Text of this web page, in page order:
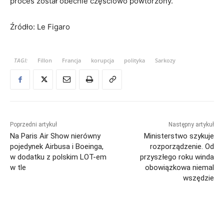
Źródło: Le Figaro
TAGI: Fillon Francja korupcja polityka Sarkozy
Poprzedni artykuł
Na Paris Air Show nierówny
pojedynek Airbusa i Boeinga,
w dodatku z polskim LOT-em
w tle
Następny artykuł
Ministerstwo szykuje
rozporządzenie. Od
przyszłego roku winda
obowiązkowa niemal
wszędzie